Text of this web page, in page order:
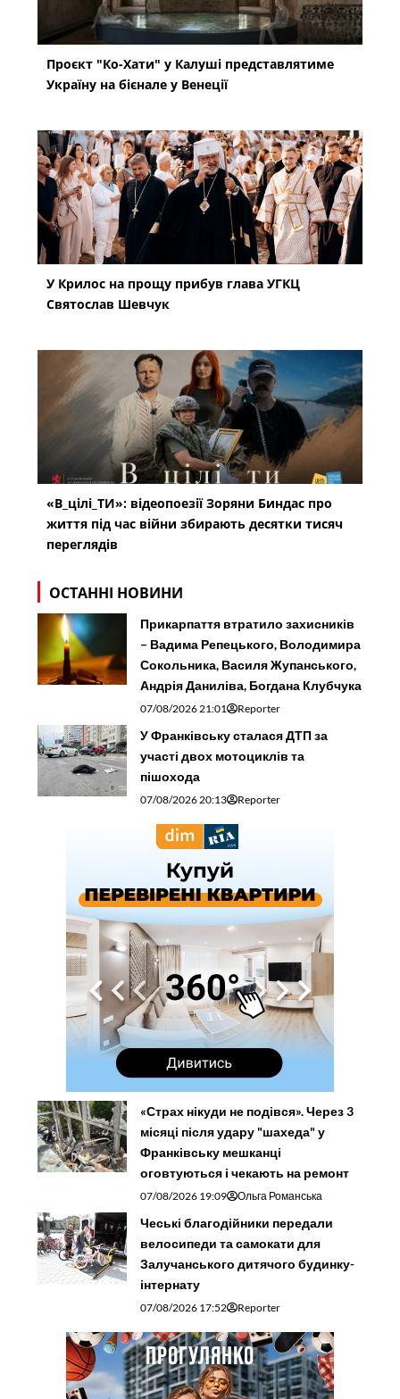
Проєкт "Ко-Хати" у Калуші представлятиме
Україну на бієнале у Венеції
У Крилос на прощу прибув глава УГКЦ
Святослав Шевчук
«В_цілі_ТИ»: відеопоезії Зоряни Биндас про
життя під час війни збирають десятки тисяч
переглядів
ОСТАННІ НОВИНИ
Прикарпаття втратило захисників
– Вадима Репецького, Володимира
Сокольника, Василя Жупанського,
Андрія Даниліва, Богдана Клубчука
07/08/2026 21:01 Reporter
У Франківську сталася ДТП за
участі двох мотоциклів та
пішохода
07/08/2026 20:13 Reporter
«Страх нікуди не подівся». Через 3
місяці після удару "шахеда" у
Франківську мешканці
оговтуються і чекають на ремонт
07/08/2026 19:09 Ольга Романська
Чеські благодійники передали
велосипеди та самокати для
Залучанського дитячого будинку-
інтернату
07/08/2026 17:52 Reporter